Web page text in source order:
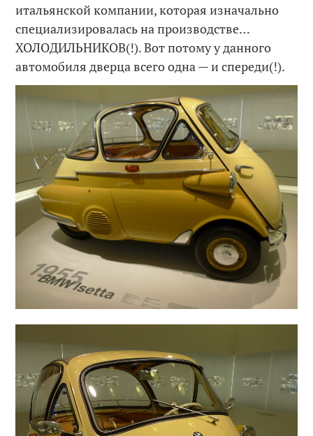
итальянской компании, которая изначально
специализировалась на производстве…
ХОЛОДИЛЬНИКОВ(!). Вот потому у данного
автомобиля дверца всего одна — и спереди(!).